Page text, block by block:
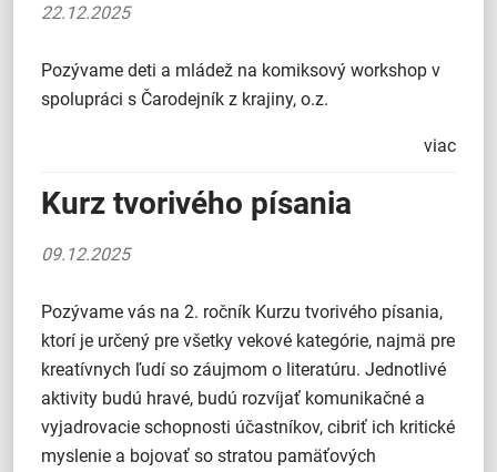
22.12.2025
Pozývame deti a mládež na komiksový workshop v
spolupráci s Čarodejník z krajiny, o.z.
viac
Kurz tvorivého písania
09.12.2025
Pozývame vás na 2. ročník Kurzu tvorivého písania,
ktorí je určený pre všetky vekové kategórie, najmä pre
kreatívnych ľudí so záujmom o literatúru. Jednotlivé
aktivity budú hravé, budú rozvíjať komunikačné a
vyjadrovacie schopnosti účastníkov, cibriť ich kritické
myslenie a bojovať so stratou pamäťových